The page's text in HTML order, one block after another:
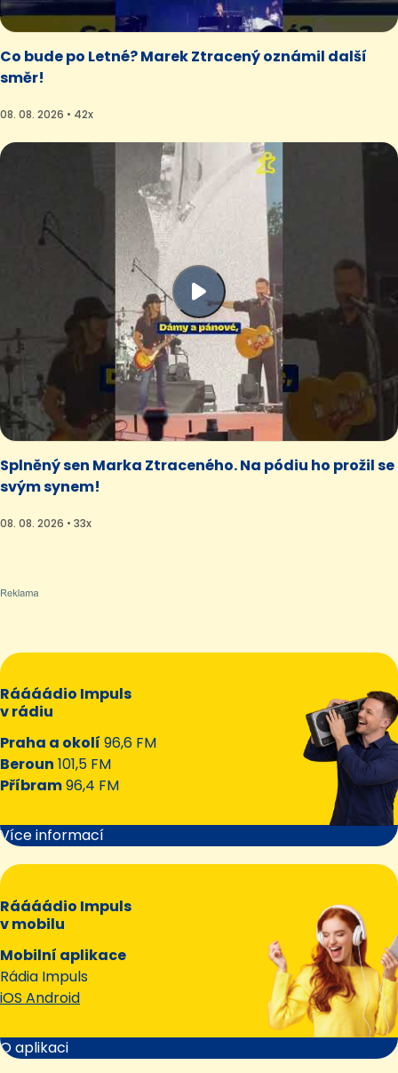
Co bude po Letné? Marek Ztracený oznámil další
směr!
08. 08. 2026 • 42x
Splněný sen Marka Ztraceného. Na pódiu ho prožil se
svým synem!
08. 08. 2026 • 33x
Ráááádio Impuls
v rádiu
Praha a okolí 96,6 FM
Beroun 101,5 FM
Příbram96,4 FM
Více informací
Ráááádio Impuls
v mobilu
Mobilní aplikace
Rádia Impuls
iOS Android
O aplikaci